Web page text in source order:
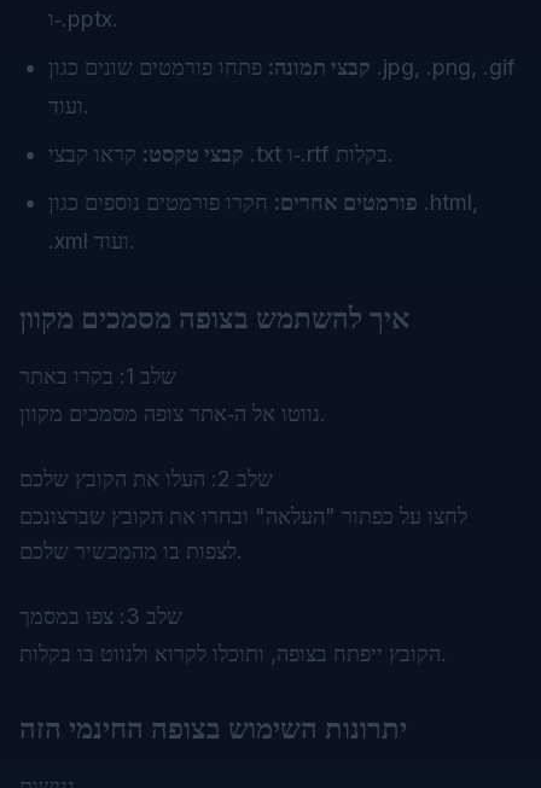
ו‑.pptx.
קבצי תמונה: פתחו פורמטים שונים כגון .jpg, .png, .gif
ועוד.
קבצי טקסט:
קראו קבצי .txt ו‑.rtf בקלות.
פורמטים אחרים: חקרו פורמטים נוספים כגון .html,
.xml ועוד.
איך להשתמש בצופה מסמכים מקוון
שלב 1: בקרו באתר
נווטו אל ה‑אתר צופה מסמכים מקוון .
שלב 2: העלו את הקובץ שלכם
לחצו על כפתור "העלאה" ובחרו את הקובץ שברצונכם
לצפות בו מהמכשיר שלכם.
שלב 3: צפו במסמך
הקובץ ייפתח בצופה, ותוכלו לקרוא ולנווט בו בקלות.
יתרונות השימוש בצופה החינמי הזה